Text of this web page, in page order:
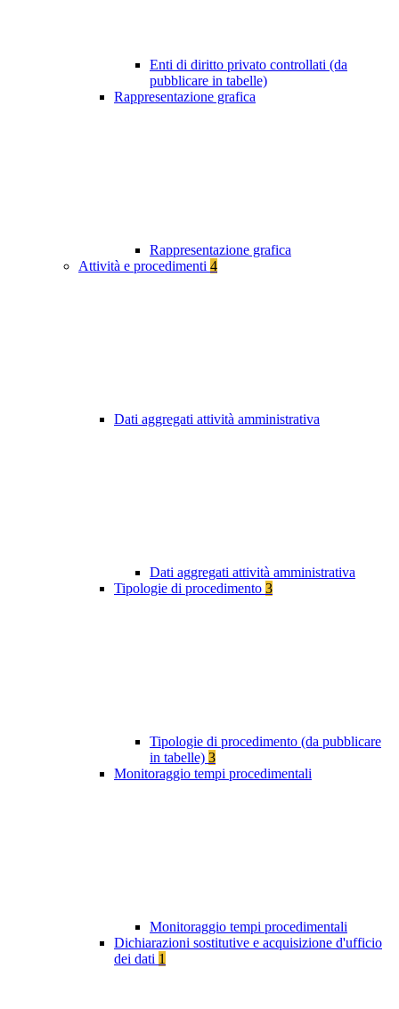
Enti di diritto privato controllati (da
pubblicare in tabelle)
Rappresentazione grafica
Rappresentazione grafica
Attività e procedimenti 4
Dati aggregati attività amministrativa
Dati aggregati attività amministrativa
Tipologie di procedimento 3
Tipologie di procedimento (da pubblicare
in tabelle) 3
Monitoraggio tempi procedimentali
Monitoraggio tempi procedimentali
Dichiarazioni sostitutive e acquisizione d'ufficio
dei dati 1